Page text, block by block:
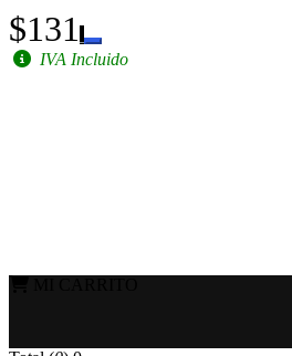
$131
IVA Incluido